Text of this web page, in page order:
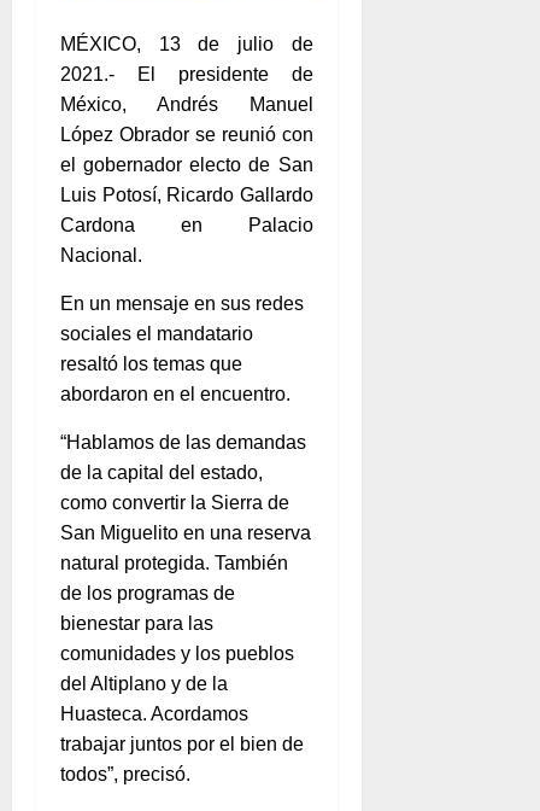
MÉXICO, 13 de julio de
2021.- El presidente de
México, Andrés Manuel
López Obrador se reunió con
el gobernador electo de San
Luis Potosí, Ricardo Gallardo
Cardona en Palacio
Nacional.
En un mensaje en sus redes
sociales el mandatario
resaltó los temas que
abordaron en el encuentro.
“Hablamos de las demandas
de la capital del estado,
como convertir la Sierra de
San Miguelito en una reserva
natural protegida. También
de los programas de
bienestar para las
comunidades y los pueblos
del Altiplano y de la
Huasteca. Acordamos
trabajar juntos por el bien de
todos”, precisó.